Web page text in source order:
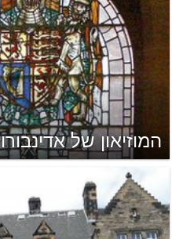
המוזיאון של אדינבורו